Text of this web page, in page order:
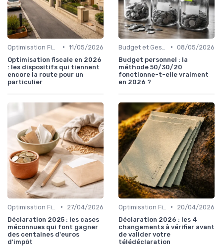
• 11/05/2026
Optimisation fiscale en 2026
: les dispositifs qui tiennent
encore la route pour un
particulier
• 08/05/2026
Budget personnel : la
méthode 50/30/20
fonctionne-t-elle vraiment
en 2026 ?
•
27/04/2026
Déclaration 2025 : les cases
méconnues qui font gagner
des centaines d'euros
d'impôt
•
20/04/2026
Déclaration 2026 : les 4
changements à vérifier avant
de valider votre
télédéclaration